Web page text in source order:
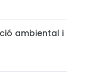
ambiental i